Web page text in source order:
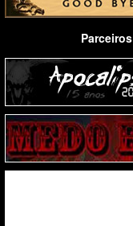
Parceiros